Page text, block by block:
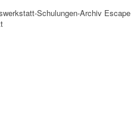
Schulungen-Archiv Escape